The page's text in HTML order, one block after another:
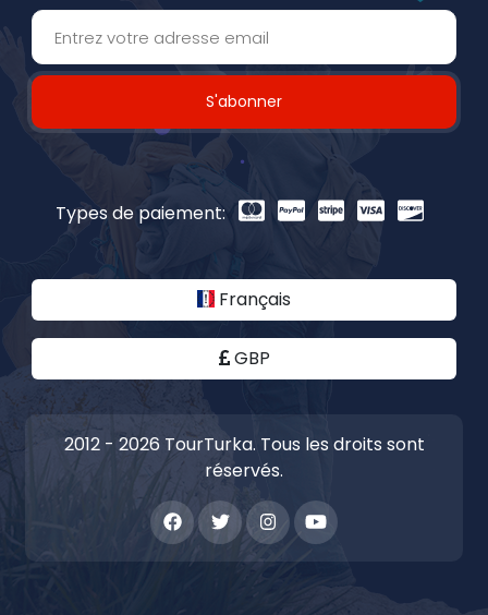
S'abonner
Types de paiement:
Français
GBP
2012 - 2026 TourTurka. Tous les droits sont
réservés.